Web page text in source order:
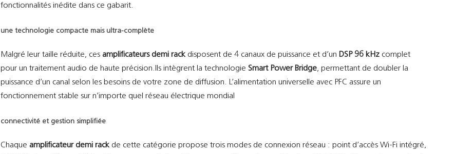
fonctionnalités inédite dans ce gabarit.
une technologie compacte mais ultra-complète
Malgré leur taille réduite, ces amplificateurs demi rackdisposent de 4 canaux de puissance et d’un DSP 96 kHz complet
pour un traitement audio de haute précision.Ils intègrent la technologieSmart Power Bridge, permettant de doubler la
puissance d’un canal selon les besoins de votre zone de diffusion. L’alimentation universelle avec PFC assure un
fonctionnement stable sur n’importe quel réseau électrique mondial
connectivité et gestion simplifiée
Chaque amplificateur demi rackde cette catégorie propose trois modes de connexion réseau : point d’accès Wi-Fi intégré,